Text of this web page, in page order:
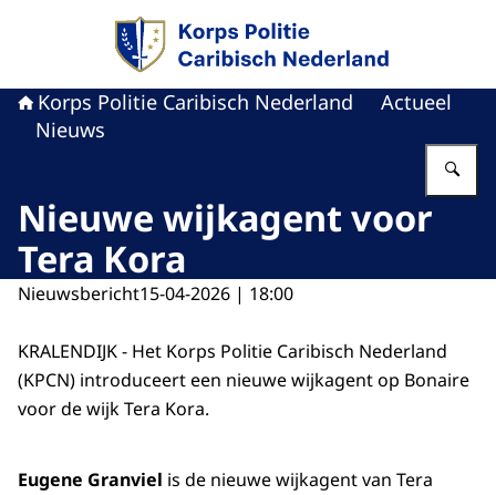
Naar de homepage van Politie Caribisch
Korps Politie Caribisch Nederland
Actueel
Nieuws
Nieuwe wijkagent voor
Tera Kora
Nieuwsbericht15-04-2026 | 18:00
KRALENDIJK - Het Korps Politie Caribisch Nederland
(KPCN) introduceert een nieuwe wijkagent op Bonaire
voor de wijk Tera Kora.
Eugene Granviel is de nieuwe wijkagent van Tera